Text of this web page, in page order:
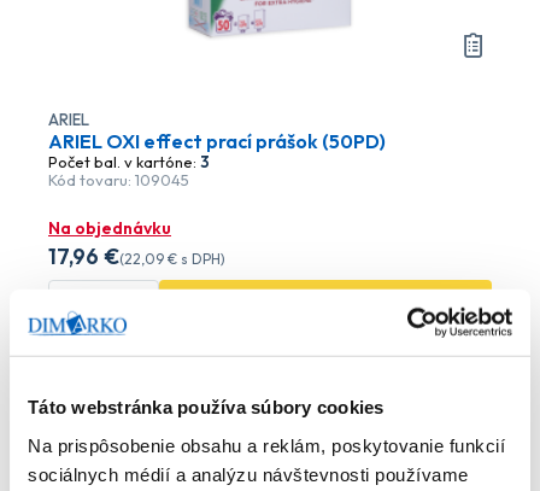
Táto webstránka používa súbory cookies
Na prispôsobenie obsahu a reklám, poskytovanie funkcií
sociálnych médií a analýzu návštevnosti používame
ARIEL
ARIEL OXI effect prací prášok (50PD)
Počet bal. v kartóne: 3
Kód tovaru: 109045
Na objednávku
17,96 €(22,09 € s DPH)